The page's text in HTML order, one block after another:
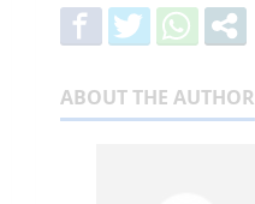
ABOUT THE AUTHOR